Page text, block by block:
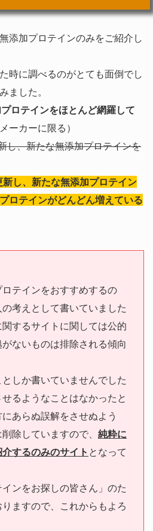
添加プロテインのみをご紹介し
時に調べるのがとても面倒でし
ました。
ロテインをほとんど網羅して
ーカーに限る）
し、新たな無添加プロテインを
し、新たな無添加プロテイン
ロテインがどんどん増えている
テインをおすすめするの
考えとして書いていました
するサイトに関しては公的
ないものは排除される傾向
しか書いていませんでした
るようなことはなかったと
あらぬ誤解をさせぬよう
除していますので、 純粋に
するのみのサイト となって
インをお探しの皆さん」のた
ますので、これからもよろ